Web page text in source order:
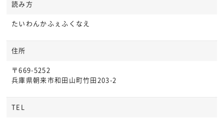
読み方
たいわんかふぇふくなえ
住所
〒669-5252
兵庫県朝来市和田山町竹田203-2
TEL